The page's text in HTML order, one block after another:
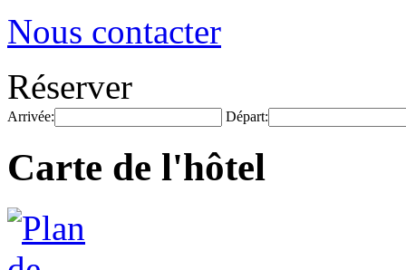
Nous contacter
Réserver
Arrivée: Départ:
Carte de l'hôtel